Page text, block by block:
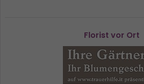
Florist vor Ort